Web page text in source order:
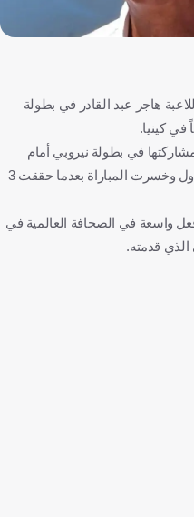
هاجر عبد القادر في بطولة
في كينيا.
في بطولة نيروبي أمام
منافستها الألمانية لورينا شاديل بالدور الأول وخسرت المباراة بعدما حققت 3
فعل واسعة في الصحافة العالمية في
الذي قدمته.